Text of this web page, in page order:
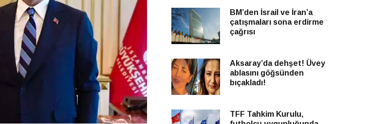
BM’den İsrail ve İran’a
çatışmaları sona erdirme
çağrısı
Aksaray’da dehşet! Üvey
ablasını göğsünden
bıçakladı!
TFF Tahkim Kurulu,